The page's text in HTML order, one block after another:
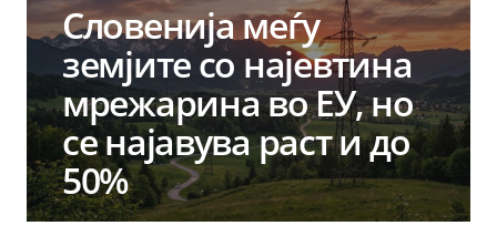
Словенија меѓу
земјите со најевтина
мрежарина во ЕУ, но
се најавува раст и до
50%